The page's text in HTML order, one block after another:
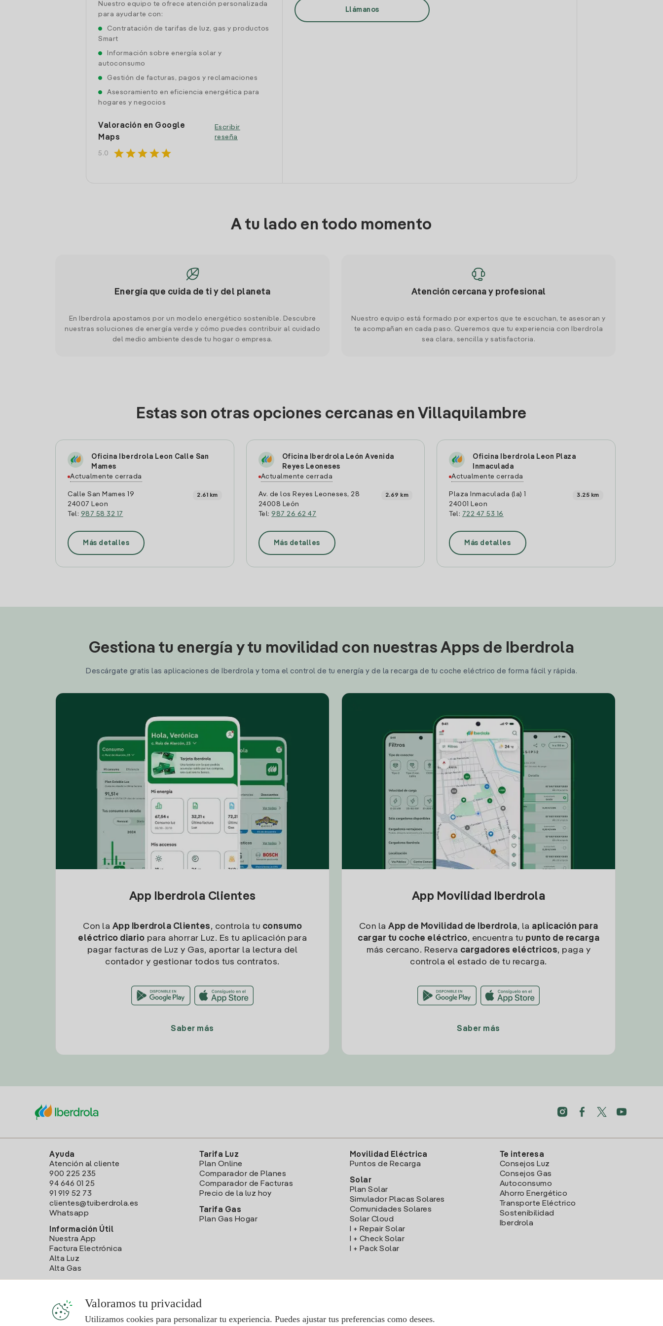
Nuestro equipo te ofrece atención personalizada
para ayudarte con:
Contratación de tarifas de luz, gas y productos
Smart
Información sobre energía solar y
autoconsumo
Gestión de facturas, pagos y reclamaciones
Asesoramiento en eficiencia energética para
hogares y negocios
Valoración en Google
Maps
5.0 starstarstarstarstar
Escribir
reseña
Llámanos
A tu lado en todo momento
Energía que cuida de ti y del planeta
En Iberdrola apostamos por un modelo energético sostenible. Descubre
nuestras soluciones de energía verde y cómo puedes contribuir al cuidado
del medio ambiente desde tu hogar o empresa.
Atención cercana y profesional
Nuestro equipo está formado por expertos que te escuchan, te asesoran y
te acompañan en cada paso. Queremos que tu experiencia con Iberdrola
sea clara, sencilla y satisfactoria.
Estas son otras opciones cercanas en Villaquilambre
Oficina Iberdrola Leon Calle San
Mames
Actualmente cerrada
Calle San Mames 19
24007 Leon
Tel: 987 58 32 17
2.61 km
Más detalles
Oficina Iberdrola León Avenida
Reyes Leoneses
Actualmente cerrada
Av. de los Reyes Leoneses, 28
24008 León
Tel:987 26 62 47
2.69 km
Más detalles
Oficina Iberdrola Leon Plaza
Inmaculada
Actualmente cerrada
Plaza Inmaculada (la) 1
24001 Leon
Tel: 722 47 53 16
3.25 km
Más detalles
Gestiona tu energía y tu movilidad con nuestras Apps de Iberdrola
Descárgate gratis las aplicaciones de Iberdrola y toma el control de tu energía y de la recarga de tu coche eléctrico de forma fácil y rápida.
App Iberdrola Clientes
Con la App Iberdrola Clientes, controla tu consumo
eléctrico diario para ahorrar Luz. Es tu aplicación para
pagar facturas de Luz y Gas, aportar la lectura del
contador y gestionar todos tus contratos.
Saber más
App Movilidad Iberdrola
Con la App de Movilidad de Iberdrola, la aplicación para
cargar tu coche eléctrico, encuentra tu punto de recarga
más cercano. Reserva cargadores eléctricos, paga y
controla el estado de tu recarga.
Saber más
Ayuda
Atención al cliente
900 225 235
94 646 01 25
91 919 52 73
clientes@tuiberdrola.es
Whatsapp
Información Útil
Nuestra App
Factura Electrónica
Alta Luz
Alta Gas
Tarifa Luz
Plan Online
Comparador de Planes
Comparador de Facturas
Precio de la luz hoy
Tarifa Gas
Plan Gas Hogar
Movilidad Eléctrica
Puntos de Recarga
Solar
Plan Solar
Simulador Placas Solares
Comunidades Solares
Solar Cloud
I + Repair Solar
I + Check Solar
I + Pack Solar
Te interesa
Consejos Luz
Consejos Gas
Autoconsumo
Ahorro Energético
Transporte Eléctrico
Sostenibilidad
Iberdrola
Valoramos tu privacidad
Utilizamos cookies para personalizar tu experiencia. Puedes ajustar tus preferencias como desees.